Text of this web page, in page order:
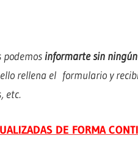
podemosinformarte sin ningún
rellena el formulario y
etc.
DE FORMA